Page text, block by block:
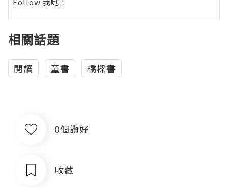
相關話題
閱讀 童書 橋樑書
0個讚好
收藏